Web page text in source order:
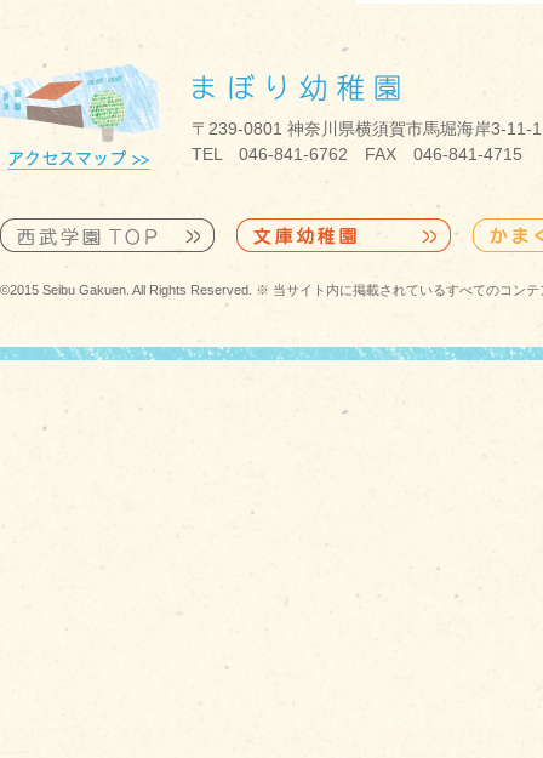
〒239-0801 神奈川県横須賀市馬堀海岸3-11-1
TEL 046-841-6762 FAX 046-841-4715
©2015 Seibu Gakuen. All Rights Reserved. ※ 当サイト内に掲載されているすべてのコン